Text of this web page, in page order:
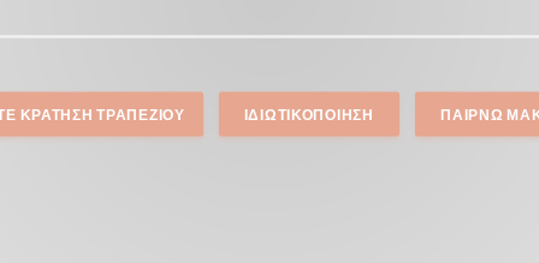
ΚΡΆΤΗΣΗ ΤΡΑΠΕΖΙΟΎ ΙΔΙΩΤΙΚΟΠΟΊΗΣΗ ΠΑΊΡΝΩ